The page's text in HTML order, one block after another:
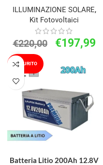
ILLUMINAZIONE SOLARE,
Kit Fotovoltaici
€220,00 €197,99
ESAURITO
Batteria Litio 200Ah 12.8V